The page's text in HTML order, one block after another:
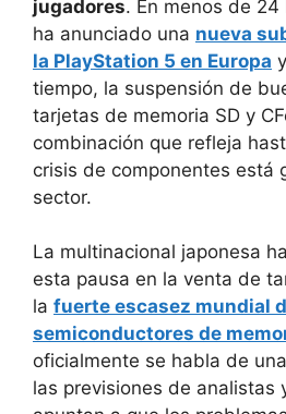
jugadores. En menos de
ha anunciado una nueva
la PlayStation 5 en Europa
tiempo, la suspensión de
tarjetas de memoria SD y
combinación que refleja
crisis de componentes está
sector.
La multinacional japonesa
esta pausa en la venta de
la fuerte escasez mundial
semiconductores de
oficialmente se habla de
las previsiones de analistas